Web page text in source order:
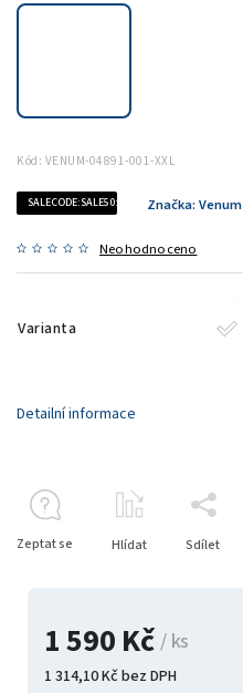
Kód: VENUM-04891-001-XXL
SALECODE:SALE50:50:%
Neohodnoceno
Značka: Venum
Varianta
1 590 Kč/ ks
1 314,10 Kč bez DPH
Detailní informace
Zeptat se Hlídat Sdílet